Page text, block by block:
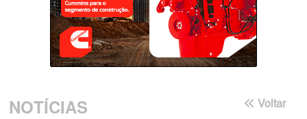
NOTÍCIAS Voltar